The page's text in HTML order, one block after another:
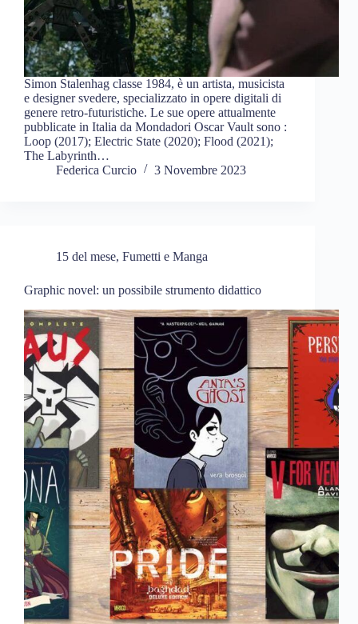
Simon Stalenhag classe 1984, è un artista, musicista
e designer svedere, specializzato in opere digitali di
genere retro-futuristiche. Le sue opere attualmente
pubblicate in Italia da Mondadori Oscar Vault sono :
Loop (2017); Electric State (2020); Flood (2021);
The Labyrinth…
Federica Curcio
3 Novembre 2023
15 del mese, Fumetti e Manga
Graphic novel: un possibile strumento didattico